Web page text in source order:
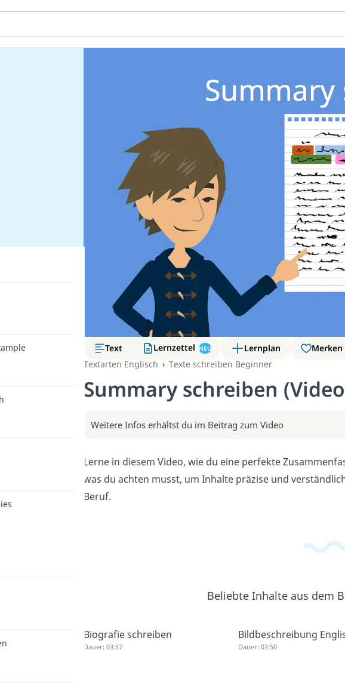
Text Lernzettel NEU Lernplan
Merken
Textarten Englisch
Texte schreiben Beginner
Summary schreiben
Weitere Infos erhältst du im Beitrag zum Video
Lerne in diesem Video, wie du eine perfekte
was du achten musst, um Inhalte präzise und
Beruf.
Beliebte Inhalte aus dem
Biografie schreiben
Dauer: 03:57
Bildbeschreibung
Dauer: 03:50